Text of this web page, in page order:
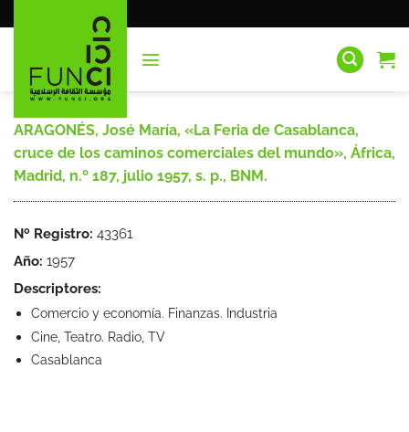
al
ARAGONÉS, José María, «La Feria de Casablanca,
cruce de los caminos comerciales del mundo», África,
Madrid, n.º 187, julio 1957, s. p., BNM.
Nº Registro: 43361
Año: 1957
Descriptores:
Comercio y economía. Finanzas. Industria
Cine, Teatro. Radio, TV
Casablanca